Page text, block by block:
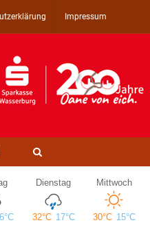
Impressum